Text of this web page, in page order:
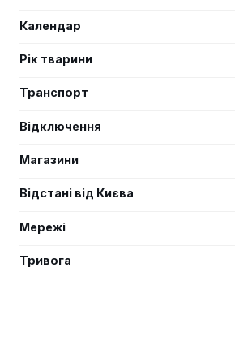
Календар
Рік тварини
Транспорт
Відключення
Магазини
Відстані від Києва
Мережі
Тривога